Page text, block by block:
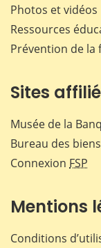
Photos et vidéos
Ressources
Prévention de la
Sites
Musée de la
Bureau des
Connexion FSP
Mentions
Conditions